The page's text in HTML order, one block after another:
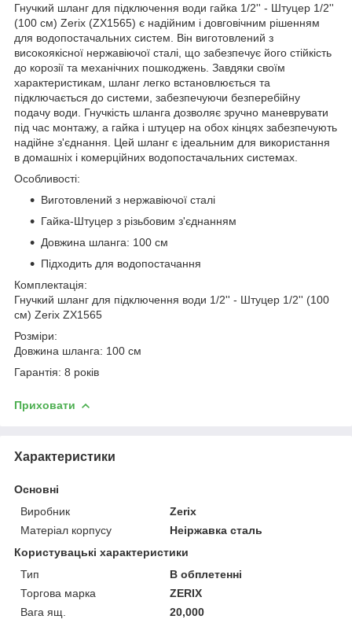
Гнучкий шланг для підключення води гайка 1/2'' - Штуцер 1/2''
(100 см) Zerix (ZX1565) є надійним і довговічним рішенням
для водопостачальних систем. Він виготовлений з
високоякісної нержавіючої сталі, що забезпечує його стійкість
до корозії та механічних пошкоджень. Завдяки своїм
характеристикам, шланг легко встановлюється та
підключається до системи, забезпечуючи безперебійну
подачу води. Гнучкість шланга дозволяє зручно маневрувати
під час монтажу, а гайка і штуцер на обох кінцях забезпечують
надійне з'єднання. Цей шланг є ідеальним для використання
в домашніх і комерційних водопостачальних системах.
Особливості:
Виготовлений з нержавіючої сталі
Гайка-Штуцер з різьбовим з'єднанням
Довжина шланга: 100 см
Підходить для водопостачання
Комплектація:
Гнучкий шланг для підключення води 1/2'' - Штуцер 1/2'' (100
см) Zerix ZX1565
Розміри:
Довжина шланга: 100 см
Гарантія: 8 років
Приховати
Характеристики
Основні
Виробник
Zerix
Матеріал корпусу
Неіржавка сталь
Користувацькі характеристики
Тип
В обплетенні
Торгова марка
ZERIX
Вага ящ.
20,000